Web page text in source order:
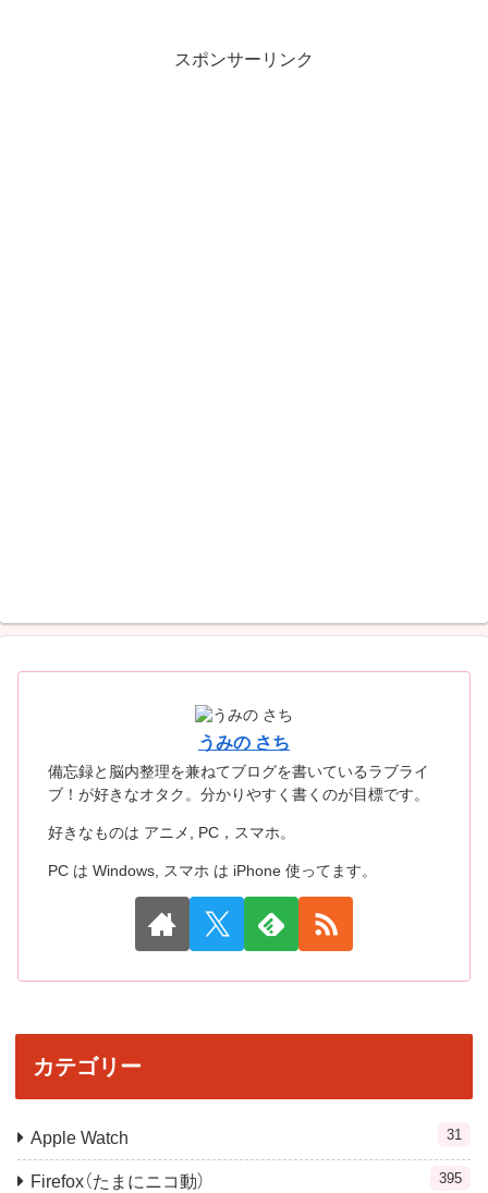
スポンサーリンク
うみの さち
備忘録と脳内整理を兼ねてブログを書いているラブライ
ブ！が好きなオタク。分かりやすく書くのが目標です。
好きなものは アニメ, PC，スマホ。
PC は Windows, スマホ は iPhone 使ってます。
カテゴリー
Apple Watch 31
Firefox（たまにニコ動） 395